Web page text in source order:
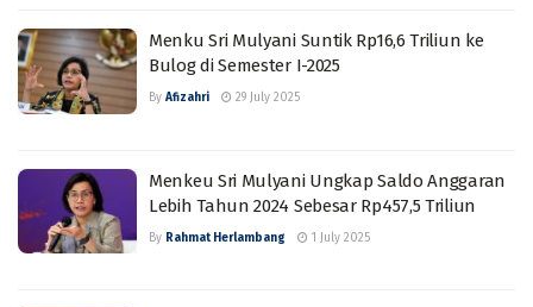
Menku Sri Mulyani Suntik Rp16,6 Triliun ke
Bulog di Semester I-2025
By Afizahri 29 July 2025
Menkeu Sri Mulyani Ungkap Saldo Anggaran
Lebih Tahun 2024 Sebesar Rp457,5 Triliun
By Rahmat Herlambang 1 July 2025